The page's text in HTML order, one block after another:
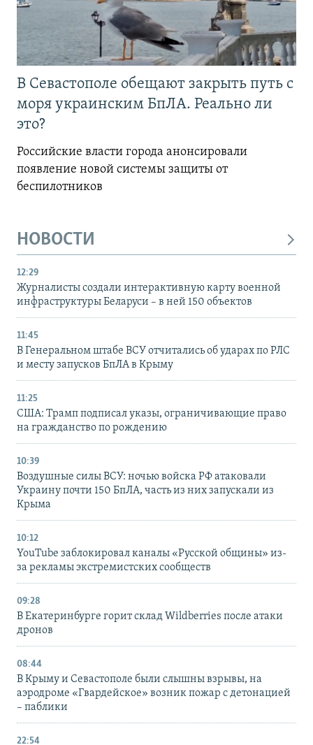
В Севастополе обещают закрыть путь с
моря украинским БпЛА. Реально ли
это?
Российские власти города анонсировали
появление новой системы защиты от
беспилотников
НОВОСТИ
12:29
Журналисты создали интерактивную карту военной
инфраструктуры Беларуси – в ней 150 объектов
11:45
В Генеральном штабе ВСУ отчитались об ударах по РЛС
и месту запусков БпЛА в Крыму
11:25
США: Трамп подписал указы, ограничивающие право
на гражданство по рождению
10:39
Воздушные силы ВСУ: ночью войска РФ атаковали
Украину почти 150 БпЛА, часть из них запускали из
Крыма
10:12
YouTube заблокировал каналы «Русской общины» из-
за рекламы экстремистских сообществ
09:28
В Екатеринбурге горит склад Wildberries после атаки
дронов
08:44
В Крыму и Севастополе были слышны взрывы, на
аэродроме «Гвардейское» возник пожар с детонацией
– паблики
22:54